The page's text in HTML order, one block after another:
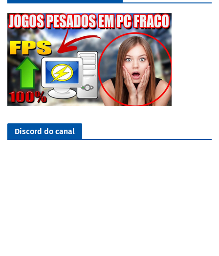
Discord do canal